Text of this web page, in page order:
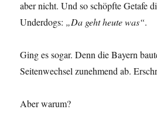
aber nicht. Und so schöpfte Getafe
Underdogs: „Da geht heute was“.
Ging es sogar. Denn die Bayern
Seitenwechsel zunehmend ab.
Aber warum?